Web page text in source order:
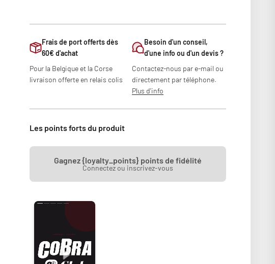
Frais de port offerts dès
60€ d'achat
Pour la Belgique et la Corse
livraison offerte en relais colis
Besoin d'un conseil,
d'une info ou d'un devis ?
Contactez-nous par e-mail ou
directement par téléphone.
Plus d'info
Les points forts du produit
Gagnez {loyalty_points} points de fidélité
Connectez ou inscrivez-vous